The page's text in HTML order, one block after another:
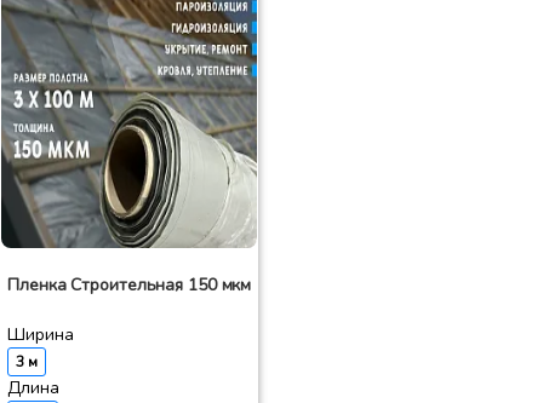
Пленка Строительная 150 мкм
Ширина
3 м
Длина